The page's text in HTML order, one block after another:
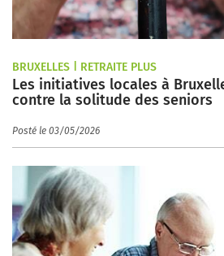
BRUXELLES | RETRAITE PLUS
Les initiatives locales à
contre la solitude des seniors
Posté le 03/05/2026